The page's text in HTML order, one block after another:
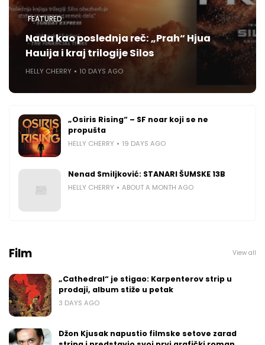
FEATURED
Nada kao poslednja reč: „Prah“ Hjua
Hauija i kraj trilogije Silos
HELLY CHERRY 10 DAYS AGO
„Osiris Rising“ – SF noar koji se ne
propušta
HELLY CHERRY 19 DAYS AGO
Nenad Smiljković: STANARI ŠUMSKE 13B
HELLY CHERRY ABOUT A MONTH AGO
Film View all
„Cathedral“ je stigao: Karpenterov strip u
prodaji, album stiže u petak
3 DAYS AGO
Džon Kjusak napustio filmske setove zarad